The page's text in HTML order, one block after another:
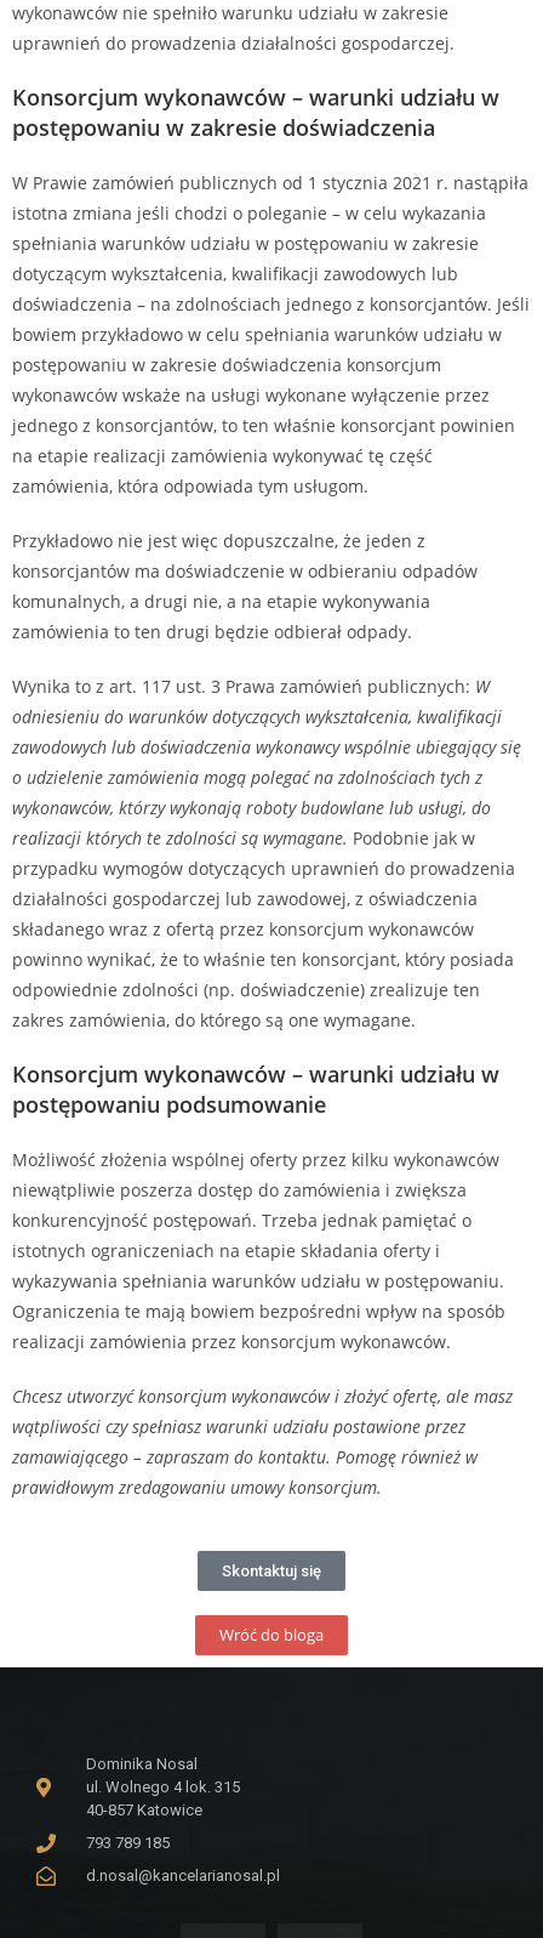
wykonawców nie spełniło warunku udziału w zakresie
uprawnień do prowadzenia działalności gospodarczej.
Konsorcjum wykonawców – warunki udziału w
postępowaniu w zakresie doświadczenia
W Prawie zamówień publicznych od 1 stycznia 2021 r. nastąpiła
istotna zmiana jeśli chodzi o poleganie – w celu wykazania
spełniania warunków udziału w postępowaniu w zakresie
dotyczącym wykształcenia, kwalifikacji zawodowych lub
doświadczenia – na zdolnościach jednego z konsorcjantów. Jeśli
bowiem przykładowo w celu spełniania warunków udziału w
postępowaniu w zakresie doświadczenia konsorcjum
wykonawców wskaże na usługi wykonane wyłączenie przez
jednego z konsorcjantów, to ten właśnie konsorcjant powinien
na etapie realizacji zamówienia wykonywać tę część
zamówienia, która odpowiada tym usługom.
Przykładowo nie jest więc dopuszczalne, że jeden z
konsorcjantów ma doświadczenie w odbieraniu odpadów
komunalnych, a drugi nie, a na etapie wykonywania
zamówienia to ten drugi będzie odbierał odpady.
Wynika to z art. 117 ust. 3 Prawa zamówień publicznych: W
odniesieniu do warunków dotyczących wykształcenia, kwalifikacji
zawodowych lub doświadczenia wykonawcy wspólnie ubiegający się
o udzielenie zamówienia mogą polegać na zdolnościach tych z
wykonawców, którzy wykonają roboty budowlane lub usługi, do
realizacji których te zdolności są wymagane. Podobnie jak w
przypadku wymogów dotyczących uprawnień do prowadzenia
działalności gospodarczej lub zawodowej, z oświadczenia
składanego wraz z ofertą przez konsorcjum wykonawców
powinno wynikać, że to właśnie ten konsorcjant, który posiada
odpowiednie zdolności (np. doświadczenie) zrealizuje ten
zakres zamówienia, do którego są one wymagane.
Konsorcjum wykonawców – warunki udziału w
postępowaniu podsumowanie
Możliwość złożenia wspólnej oferty przez kilku wykonawców
niewątpliwie poszerza dostęp do zamówienia i zwiększa
konkurencyjność postępowań. Trzeba jednak pamiętać o
istotnych ograniczeniach na etapie składania oferty i
wykazywania spełniania warunków udziału w postępowaniu.
Ograniczenia te mają bowiem bezpośredni wpływ na sposób
realizacji zamówienia przez konsorcjum wykonawców.
Chcesz utworzyć konsorcjum wykonawców i złożyć ofertę, ale masz
wątpliwości czy spełniasz warunki udziału postawione przez
zamawiającego – zapraszam do kontaktu. Pomogę również w
prawidłowym zredagowaniu umowy konsorcjum.
Skontaktuj się
Wróć do bloga
Dominika Nosal
ul. Wolnego 4 lok. 315
40-857 Katowice
793 789 185
d.nosal@kancelarianosal.pl